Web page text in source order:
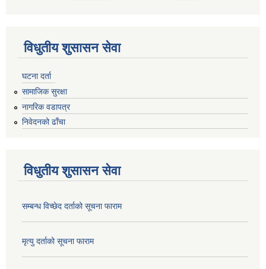
विधुतीय शुसासन सेवा
घटना दर्ता
सामाजिक सुरक्षा
नागरिक वडापत्र
निवेदनको ढाँचा
विधुतीय शुसासन सेवा
सम्बन्ध विच्छेद दर्ताको सूचना फाराम
मृत्यु दर्ताको सूचना फाराम